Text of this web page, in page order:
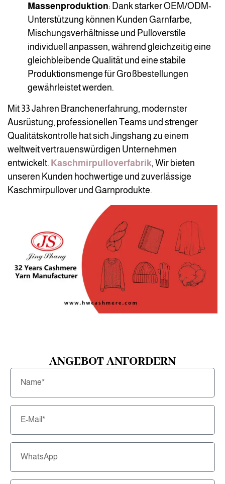
Massenproduktion: Dank starker OEM/ODM-
Unterstützung können Kunden Garnfarbe,
Mischungsverhältnisse und Pulloverstile
individuell anpassen, während gleichzeitig eine
gleichbleibende Qualität und eine stabile
Produktionsmenge für Großbestellungen
gewährleistet werden.
Mit 33 Jahren Branchenerfahrung, modernster
Ausrüstung, professionellen Teams und strenger
Qualitätskontrolle hat sich Jingshang zu einem
weltweit vertrauenswürdigen Unternehmen
entwickelt. Kaschmirpulloverfabrik, Wir bieten
unseren Kunden hochwertige und zuverlässige
Kaschmirpullover und Garnprodukte.
ANGEBOT ANFORDERN